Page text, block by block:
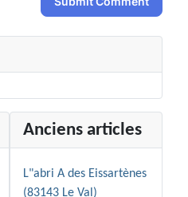
Anciens articles
L"abri A des Eissartènes
(83143 Le Val)